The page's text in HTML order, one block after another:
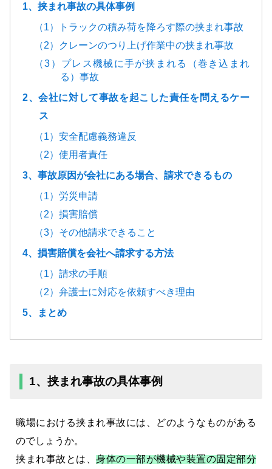
1、挟まれ事故の具体事例
（1）トラックの積み荷を降ろす際の挟まれ事故
（2）クレーンのつり上げ作業中の挟まれ事故
（3）プレス機械に手が挟まれる（巻き込まれ
る）事故
2、会社に対して事故を起こした責任を問えるケー
ス
（1）安全配慮義務違反
（2）使用者責任
3、事故原因が会社にある場合、請求できるもの
（1）労災申請
（2）損害賠償
（3）その他請求できること
4、損害賠償を会社へ請求する方法
（1）請求の手順
（2）弁護士に対応を依頼すべき理由
5、まとめ
1、挟まれ事故の具体事例
職場における挟まれ事故には、どのようなものがある
のでしょうか。
挟まれ事故とは、身体の一部が機械や装置の固定部分